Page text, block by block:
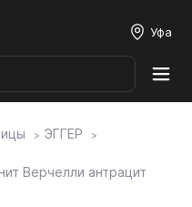
Уфа
ЭГГЕР
Верчелли антрацит